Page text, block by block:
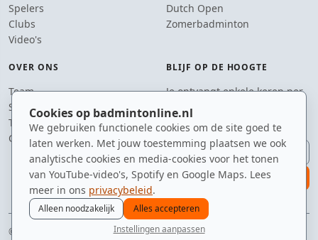
Cookies op badmintonline.nl
We gebruiken functionele cookies om de site goed te
laten werken. Met jouw toestemming plaatsen we ook
analytische cookies en media-cookies voor het tonen
van YouTube-video's, Spotify en Google Maps. Lees
meer in ons privacybeleid.
Alleen noodzakelijk
Alles accepteren
Instellingen aanpassen
Spelers
Clubs
Video's
Dutch Open
Zomerbadminton
OVER ONS
Team
Supporters
Tip de redactie
Contact
BLIJF OP DE HOOGTE
Je ontvangt enkele keren per
jaar een e-mail met het
laatste badmintonnieuws.
E-mailadres
aanmelden
© 2010–2026 badmintonline.nl · hart voor de sport, oog voor de shuttle
spelers ranglijst zomer